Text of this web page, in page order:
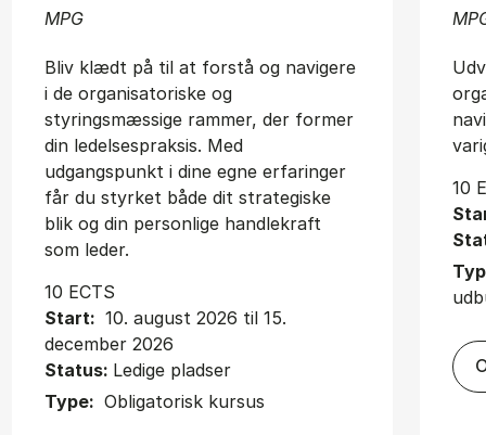
MPG
Bliv klædt på til at forstå og navigere
i de organisatoriske og
styringsmæssige rammer, der former
din ledelsespraksis. Med
udgangspunkt i dine egne erfaringer
får du styrket både dit strategiske
blik og din personlige handlekraft
som leder.
10 ECTS
Start: 10. august 2026 til 15.
december 2026
Status: Ledige pladser
Type: Obligatorisk kursus
10